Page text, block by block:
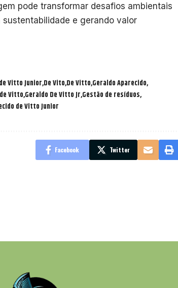
pode transformar desafios ambientais
e gerando valor
Vitto Junior De Vito De Vitto Geraldo Aparecido
Vitto Geraldo De Vitto Jr Gestão de resíduos
de Vitto Junior
Facebook Twitter